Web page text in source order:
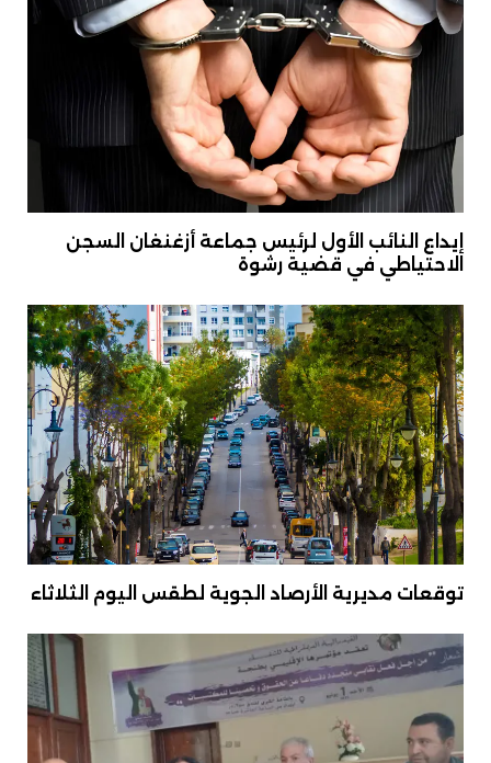
إيداع النائب الأول لرئيس جماعة أزغنغان السجن
الاحتياطي في قضية رشوة
توقعات مديرية الأرصاد الجوية لطقس اليوم الثلاثاء